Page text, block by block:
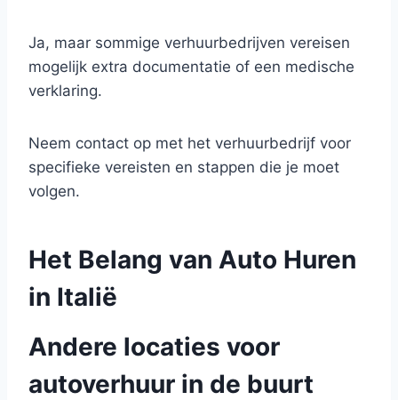
Ja, maar sommige verhuurbedrijven vereisen
mogelijk extra documentatie of een medische
verklaring.
Neem contact op met het verhuurbedrijf voor
specifieke vereisten en stappen die je moet
volgen.
Het Belang van Auto Huren
in Italië
Andere locaties voor
autoverhuur in de buurt